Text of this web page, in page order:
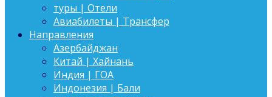
туры | Отели
Авиабилеты | Трансфер
Направления
Азербайджан
Китай | Хайнань
Индия | ГОА
Индонезия | Бали